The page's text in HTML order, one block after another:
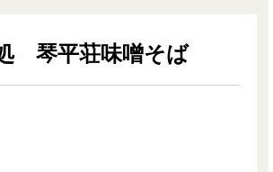
琴平荘味噌そば